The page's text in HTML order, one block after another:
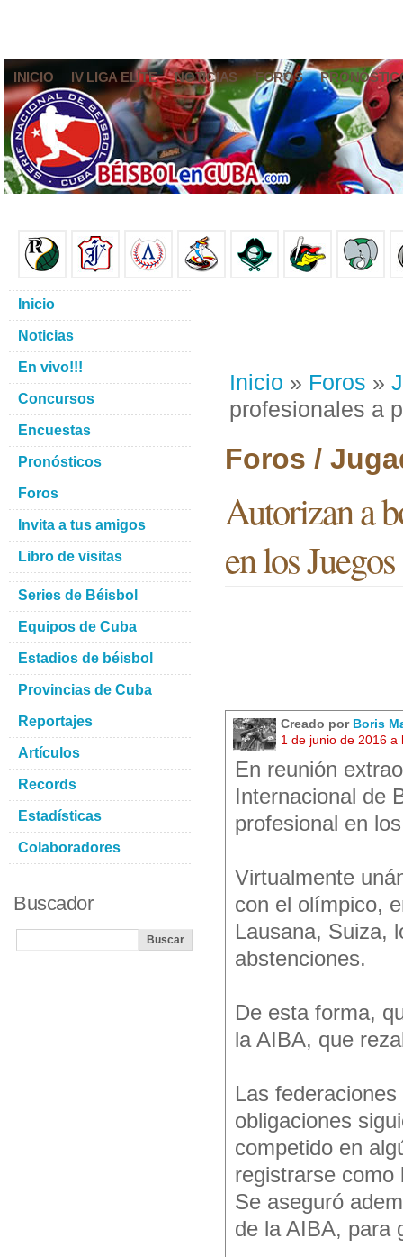
INICIO IV LIGA ELITE NOTICIAS FOROS
Inicio » Foros »
profesionales a
Foros /
Autorizan a
en los
Creado por Boris
1 de junio de 2016 a
En reunión
Internacional de
profesional en
Virtualmente
con el olímpico,
Lausana, Suiza,
abstenciones.
De esta forma,
la AIBA, que
Las
obligaciones
competido en
registrarse como
Se aseguró
de la AIBA, para
Inicio
Noticias
En vivo!!!
Concursos
Encuestas
Pronósticos
Foros
Invita a tus amigos
Libro de visitas
Series de Béisbol
Equipos de Cuba
Estadios de béisbol
Provincias de Cuba
Reportajes
Artículos
Records
Estadísticas
Colaboradores
Buscador